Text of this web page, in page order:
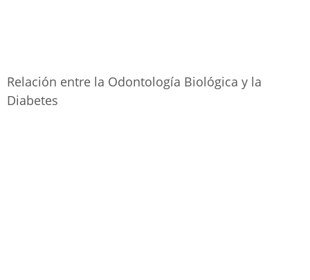
Relación entre la Odontología Biológica y la
Diabetes